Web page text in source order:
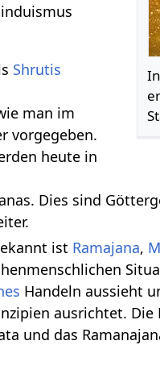
Shrutis
man im
vorgegeben.
heute in
Dies sind
ist Ramajana,
Handeln aussieht
ausrichtet. Die
und das